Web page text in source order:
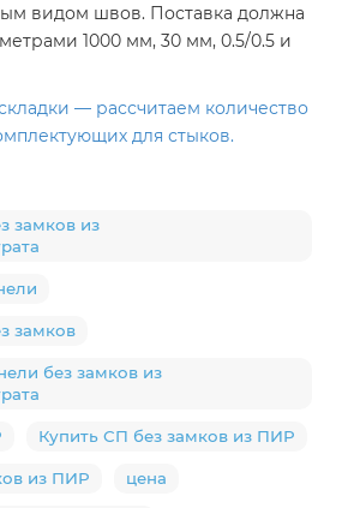
видом швов. Поставка должна
1000 мм, 30 мм, 0.5/0.5 и
— рассчитаем количество
для стыков.
замков из
замков
без замков из
Купить СП без замков из ПИР
из ПИР цена